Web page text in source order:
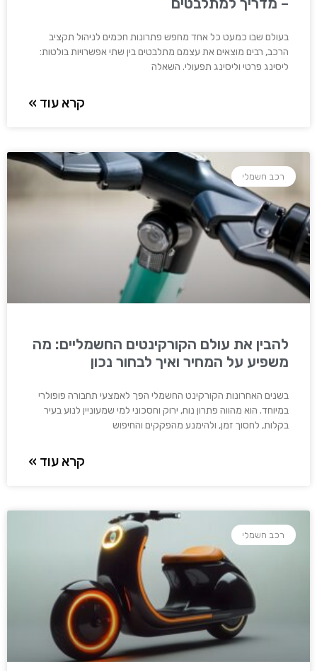
בעולם שבו כמעט כל אחד מחפש פתרונות חכמים לניהול תקציב
הרכב, רבים מוצאים את עצמם מתלבטים בין שתי אפשרויות בולטות:
ליסינג פרטי וליסינג תפעולי. השאלה
קרא עוד »
רכב חשמלי
להבין את עולם הקורקינטים החשמליים: מה
משפיע על המחיר ואיך לבחור נכון
בשנים האחרונות הקורקינט החשמלי הפך לאמצעי תחבורה פופולרי
במיוחד. הוא מהווה פתרון נוח, ירוק וחסכוני למי שמעוניין לנוע בעיר
בקלות, לחסוך זמן, ולהימנע מהפקקים והחיפוש
קרא עוד »
רכב חשמלי